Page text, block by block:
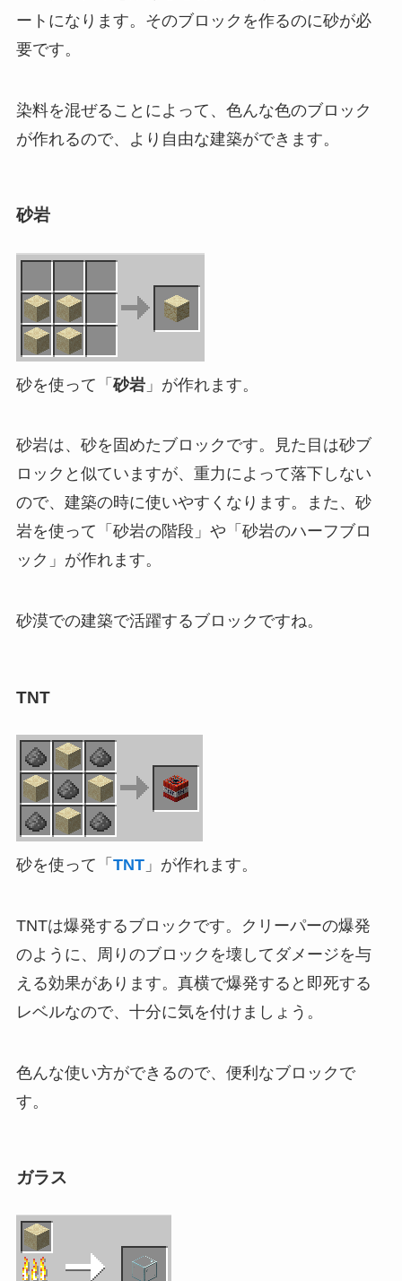
ートになります。そのブロックを作るのに砂が必
要です。
染料を混ぜることによって、色んな色のブロック
が作れるので、より自由な建築ができます。
砂岩
砂を使って「砂岩」が作れます。
砂岩は、砂を固めたブロックです。見た目は砂ブ
ロックと似ていますが、重力によって落下しない
ので、建築の時に使いやすくなります。また、砂
岩を使って「砂岩の階段」や「砂岩のハーフブロ
ック」が作れます。
砂漠での建築で活躍するブロックですね。
TNT
砂を使って「 TNT」が作れます。
TNTは爆発するブロックです。クリーパーの爆発
のように、周りのブロックを壊してダメージを与
える効果があります。真横で爆発すると即死する
レベルなので、十分に気を付けましょう。
色んな使い方ができるので、便利なブロックで
す。
ガラス